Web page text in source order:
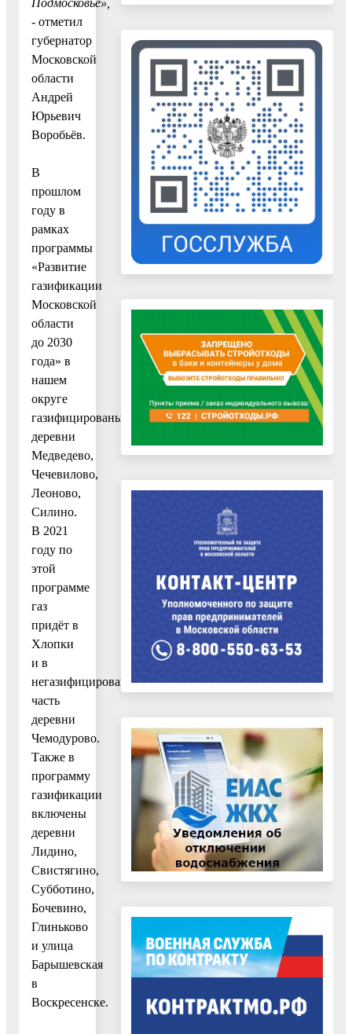
- отметил
губернатор
Московской
области
Андрей
Юрьевич
Воробьёв.
В
прошлом
году в
рамках
программы
«Развитие
газификации
Московской
области
до 2030
года» в
нашем
округе
газифицированы
деревни
Медведево,
Чечевилово,
Леоново,
Силино.
В 2021
году по
этой
программе
газ
придёт в
Хлопки
и в
негазифицированную
часть
деревни
Чемодурово.
Также в
программу
газификации
включены
деревни
Лидино,
Свистягино,
Субботино,
Бочевино,
Глиньково
и улица
Барышевская
в
Воскресенске.